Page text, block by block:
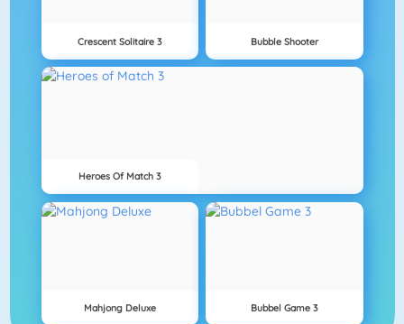
Crescent Solitaire 3 Bubble Shooter
Heroes Of Match 3
Mahjong Deluxe Bubbel Game 3